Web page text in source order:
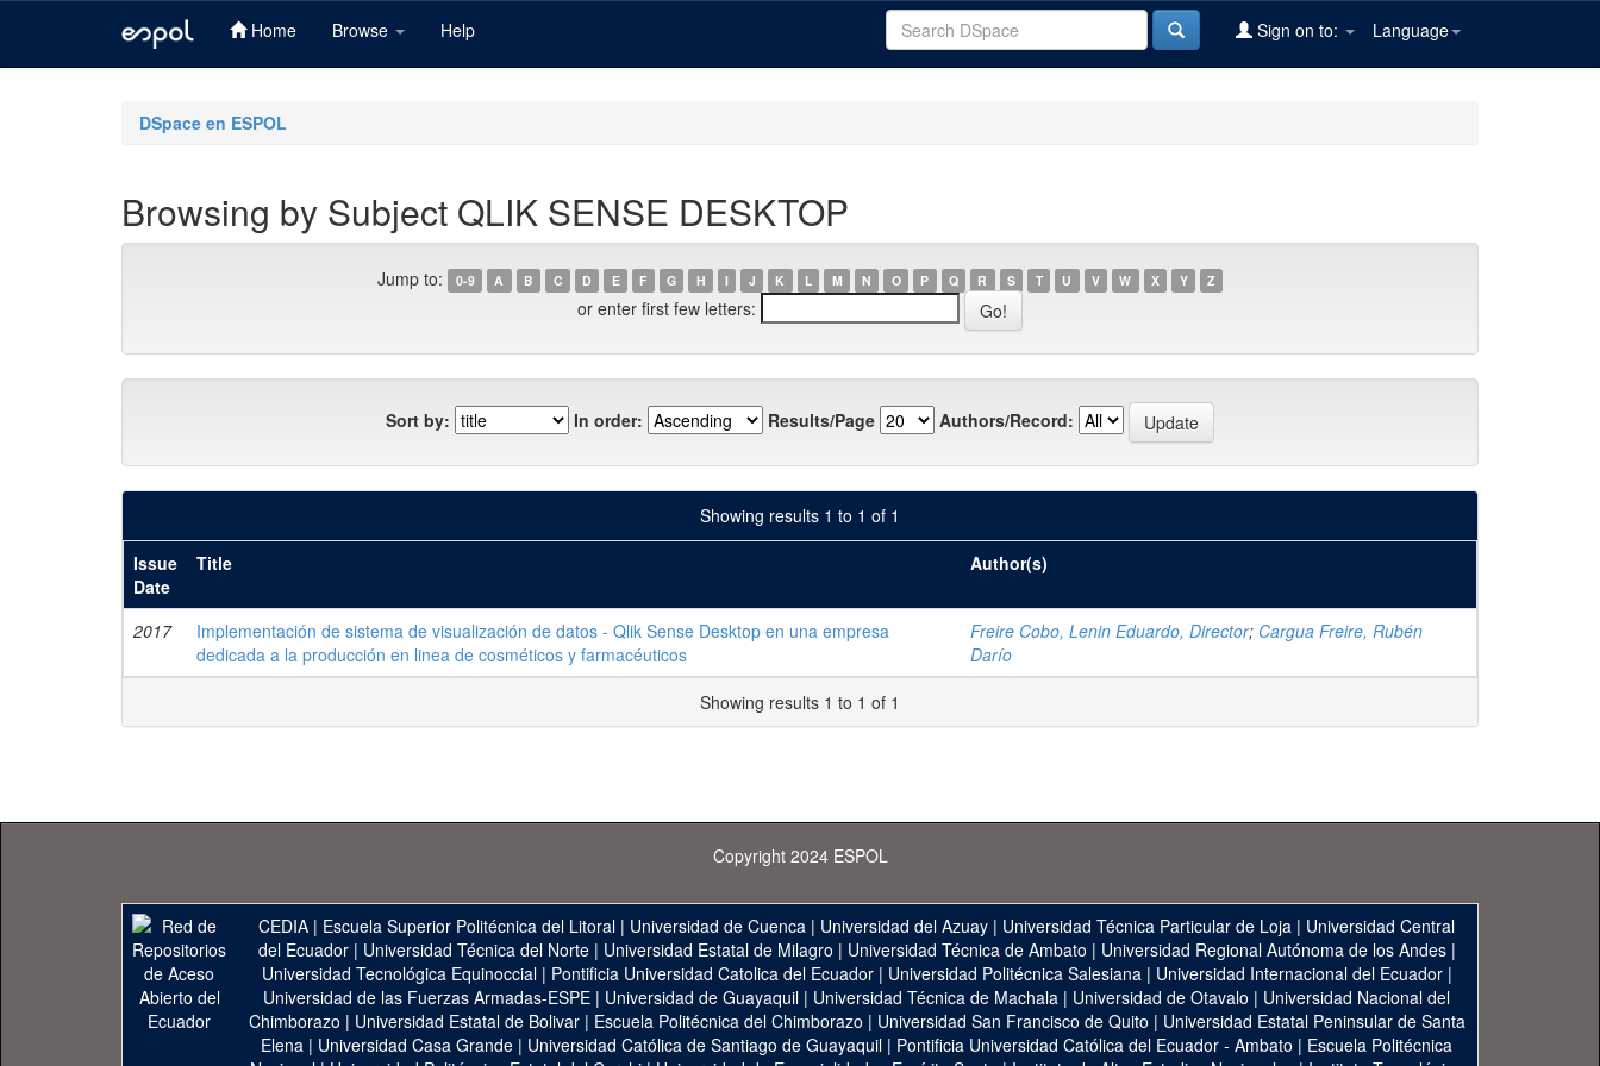
Home Browse Help Language
Sign on to:
DSpace en ESPOL
Browsing by Subject QLIK SENSE DESKTOP
Jump to: 0-9 A B C D E F G H I J K L M N O P Q R S T U V W X Y Z
or enter first few letters:
Sort by: In order: Results/Page Authors/Record:
Showing results 1 to 1 of 1
Issue
Date
Title Author(s)
2017
Implementación de sistema de visualización de datos - Qlik Sense Desktop en una empresa
dedicada a la producción en linea de cosméticos y farmacéuticos
Freire Cobo, Lenin Eduardo, Director; Cargua Freire, Rubén
Darío
Showing results 1 to 1 of 1
Copyright 2024 ESPOL
CEDIA | Escuela Superior Politécnica del Litoral | Universidad de Cuenca | Universidad del Azuay | Universidad Técnica Particular de Loja | Universidad Central
del Ecuador| Universidad Técnica del Norte| Universidad Estatal de Milagro | Universidad Técnica de Ambato | Universidad Regional Autónoma de los Andes|
Universidad Tecnológica Equinoccial| Pontificia Universidad Catolica del Ecuador| Universidad Politécnica Salesiana| Universidad Internacional del Ecuador|
Universidad de las Fuerzas Armadas-ESPE | Universidad de Guayaquil | Universidad Técnica de Machala | Universidad de Otavalo | Universidad Nacional del
Chimborazo | Universidad Estatal de Bolivar| Escuela Politécnica del Chimborazo | Universidad San Francisco de Quito | Universidad Estatal Peninsular de Santa
Elena | Universidad Casa Grande | Universidad Católica de Santiago de Guayaquil | Pontificia Universidad Católica del Ecuador - Ambato | Escuela Politécnica